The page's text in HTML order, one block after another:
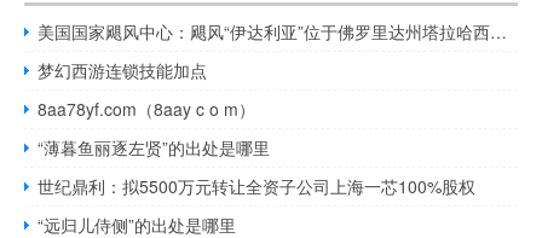
美国国家飓风中心：飓风“伊达利亚”位于佛罗里达州塔拉哈西以南约185英里（300公里）处；最大持续风速为110英里/小时（175公里/小时）
梦幻西游连锁技能加点
8aa78yf.com（8aay c o m）
“薄暮鱼丽逐左贤”的出处是哪里
世纪鼎利：拟5500万元转让全资子公司上海一芯100%股权
“远归儿侍侧”的出处是哪里